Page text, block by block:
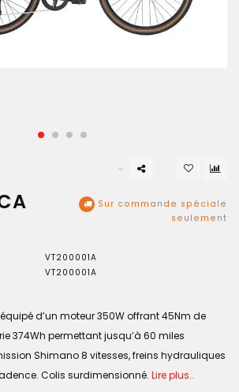
Sur commande spéciale
seulement
VT200001A
VT200001A
d’un moteur 350W offrant 45Nm de
374Wh permettant jusqu’à 60 miles
Shimano 8 vitesses, freins hydrauliques
Colis surdimensionné. Lire plus..